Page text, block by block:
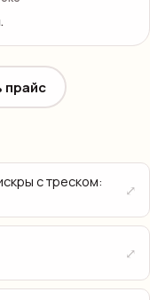
прайс
с треском:
⤢
⤢